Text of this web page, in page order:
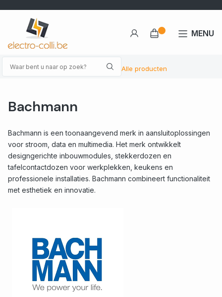
Alle producten
MENU
Bachmann
Bachmann is een toonaangevend merk in aansluitoplossingen
voor stroom, data en multimedia. Het merk ontwikkelt
designgerichte inbouwmodules, stekkerdozen en
tafelcontactdozen voor werkplekken, keukens en
professionele installaties. Bachmann combineert functionaliteit
met esthetiek en innovatie.